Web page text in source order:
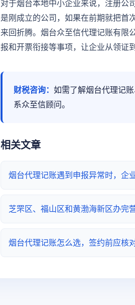
对于烟台本地中小企业来说，注册公
是刚成立的公司，如果在前期就把首
来回折腾。烟台众至信代理记账有限
报和开票衔接等事项，让企业从领证
财税咨询： 如需了解烟台代理记
系众至信顾问。
相关文章
烟台代理记账遇到申报异常时，企
芝罘区、福山区和黄渤海新区办完
烟台代理记账怎么选，签约前应核